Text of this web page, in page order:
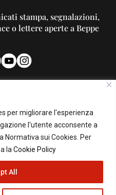
per migliorare l'esperienza
l'utente acconsente a
Normativa sui Cookies. Per
la Cookie Policy
All
stampa, segnalazioni,
o lettere aperte a Beppe
PUBBLICITA'
pubblicità su questo Blog:
pubblicita@beppegrillo.it
All Rights Reserved - Powered by